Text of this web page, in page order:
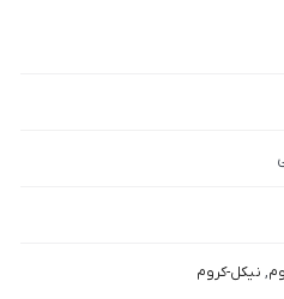
, نیکل-کروم